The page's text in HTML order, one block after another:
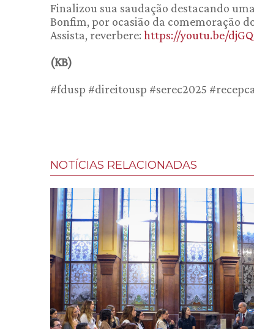
Finalizou sua saudação destacando
Bonfim, por ocasião da comemoração
Assista, reverbere: https://youtu.be/
(KB)
#fdusp #direitousp #serec2025
NOTÍCIAS RELACIONADAS